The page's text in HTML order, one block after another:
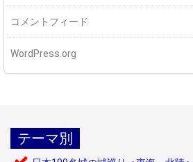
コメントフィード
WordPress.org
テーマ別